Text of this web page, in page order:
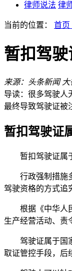
律师说法 律
当前的位置： 首页
暂扣驾
来源：头条新闻
导读： 很多驾驶人
最终导致驾驶证被
暂扣驾驶证
暂扣驾驶证属于
行政强制措施多
驾驶资格的方式追
根据《中华人
生产经营活动、责
驾驶证属于国
取证管控手段，后